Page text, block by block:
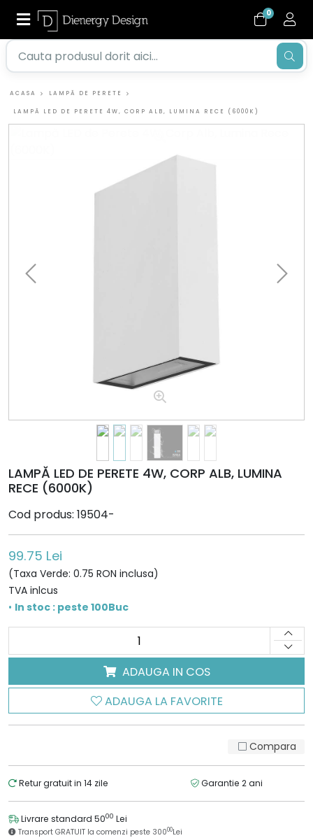
0
ACASA LAMPĂ DE PERETE
LAMPĂ LED DE PERETE 4W, CORP ALB, LUMINA RECE (6000K)
LAMPĂ LED DE PERETE 4W, CORP ALB, LUMINA
RECE (6000K)
Cod produs: 19504-
99.75 Lei
(Taxa Verde: 0.75 RON inclusa)
TVA inlcus
• In stoc : peste 100Buc
ADAUGA IN COS
ADAUGA LA FAVORITE
Compara
Retur gratuit in 14 zile Garantie 2 ani
Livrare standard 5000 Lei
Transport GRATUIT la comenzi peste 30000Lei